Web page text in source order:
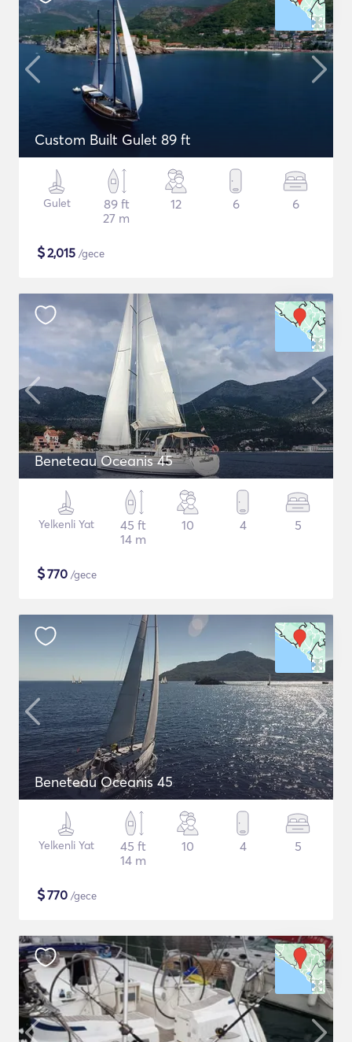
Custom Built Gulet 89 ft
Gulet
89 ft
27 m
12 6 6
$2,015 /gece
Beneteau Oceanis 45
Yelkenli Yat
45 ft
14 m
10 4 5
$770 /gece
Beneteau Oceanis 45
Yelkenli Yat
45 ft
14 m
10 4 5
$770 /gece